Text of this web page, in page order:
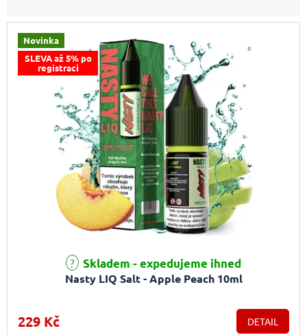
Novinka
SLEVA až 5% po
registraci
Nasty LIQ Salt - Apple Peach 10ml
Skladem - expedujeme ihned
229 Kč DETAIL